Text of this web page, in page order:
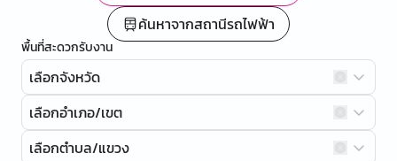
ค้นหาจากสถานีรถไฟฟ้า
พื้นที่สะดวกรับงาน
เลือกจังหวัด
เลือกอำเภอ/เขต
เลือกตำบล/แขวง